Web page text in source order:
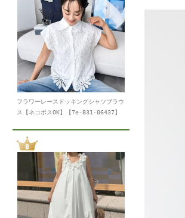
フラワーレースドッキングシャツブラウ
ス【ネコポスOK】【7e-831-06437】